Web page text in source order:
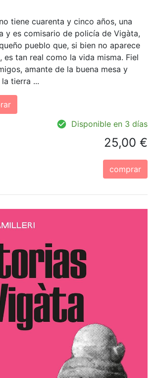
tiene cuarenta y cinco años, una
y es comisario de policía de Vigàta,
pueblo que, si bien no aparece
es tan real como la vida misma. Fiel
amante de la buena mesa y
tierra ...
Disponible en 3 días
25,00 €
comprar